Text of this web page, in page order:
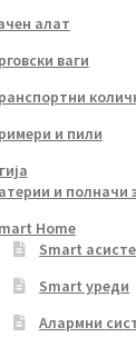
алат
ваги
и пили
и полначи
Home
Smart
Smart уреди
Алармни